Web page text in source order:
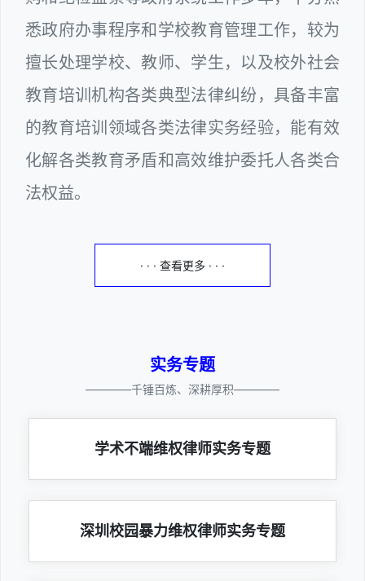
悉政府办事程序和学校教育管理工作，较为
擅长处理学校、教师、学生，以及校外社会
教育培训机构各类典型法律纠纷，具备丰富
的教育培训领域各类法律实务经验，能有效
化解各类教育矛盾和高效维护委托人各类合
法权益。
· · · 查看更多 · · ·
实务专题
————千锤百炼、深耕厚积————
学术不端维权律师实务专题
深圳校园暴力维权律师实务专题